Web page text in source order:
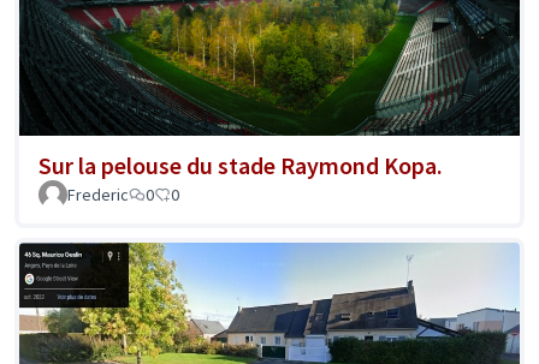
Sur la pelouse du stade Raymond Kopa.
Frederic 0 0